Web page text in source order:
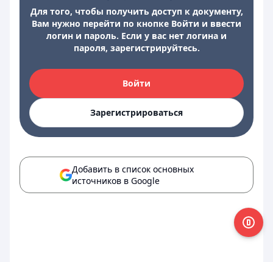
Для того, чтобы получить доступ к документу,
Вам нужно перейти по кнопке Войти и ввести
логин и пароль. Если у вас нет логина и
пароля, зарегистрируйтесь.
Войти
Зарегистрироваться
Добавить в список основных
источников в Google